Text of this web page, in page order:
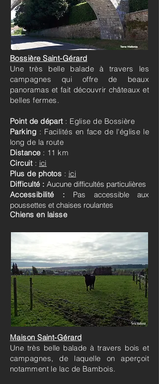
Bossière Saint-Gérard
Une très belle balade à travers les
campagnes qui offre de beaux
panoramas et fait découvrir châteaux et
belles fermes.
Point de départ: Eglise de Bossière
Parking : Facilités en face de l'église le
long de la route
Distance : 11 km
Circuit : ici
Plus de photos : ici
Difficulté : Aucune difficultés particulières
Accessibilité : Pas accessible aux
poussettes et chaises roulantes
Chiens en laisse
Maison Saint-Gérard
Une très belle balade à travers bois et
campagnes, de laquelle on aperçoit
notamment le lac de Bambois.